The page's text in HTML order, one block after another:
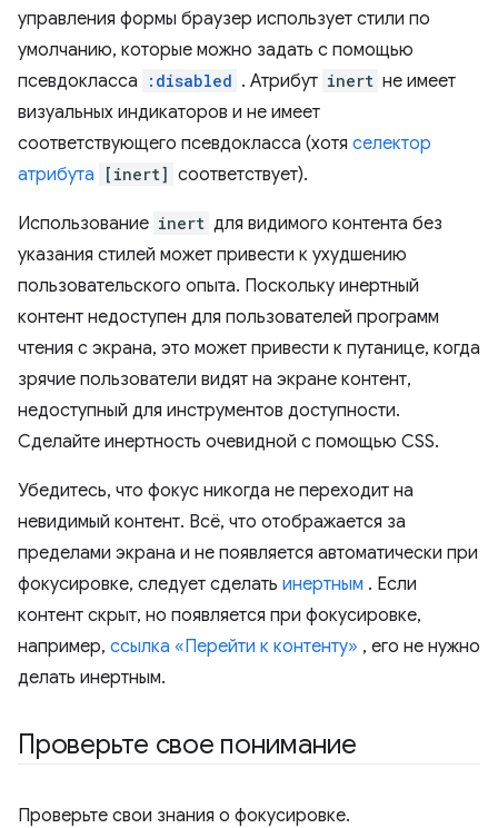
управления формы браузер использует стили по
умолчанию, которые можно задать с помощью
псевдокласса
:disabled . Атрибут inert не имеет
визуальных индикаторов и не имеет
соответствующего псевдокласса (хотя селектор
атрибута
[inert] соответствует).
Использование inert для видимого контента без
указания стилей может привести к ухудшению
пользовательского опыта. Поскольку инертный
контент недоступен для пользователей программ
чтения с экрана, это может привести к путанице, когда
зрячие пользователи видят на экране контент,
недоступный для инструментов доступности.
Сделайте инертность очевидной с помощью CSS.
Убедитесь, что фокус никогда не переходит на
невидимый контент. Всё, что отображается за
пределами экрана и не появляется автоматически при
фокусировке, следует сделать инертным . Если
контент скрыт, но появляется при фокусировке,
например, ссылка «Перейти к контенту» , его не нужно
делать инертным.
Проверьте свое понимание
Проверьте свои знания о фокусировке.